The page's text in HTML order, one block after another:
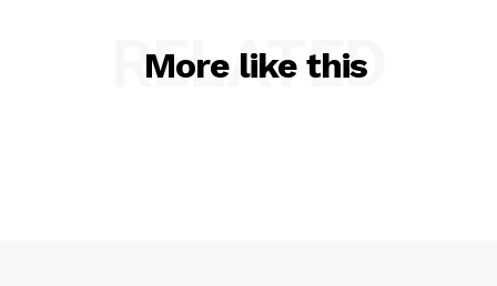
More like this
RELATED